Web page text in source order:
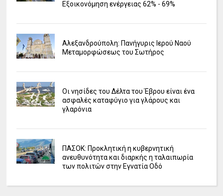
Εξοικονόμηση ενέργειας 62% - 69%
Αλεξανδρούπολη: Πανήγυρις Ιερού Ναού
Μεταμορφώσεως του Σωτήρος
Οι νησίδες του Δέλτα του Έβρου είναι ένα
ασφαλές καταφύγιο για γλάρους και
γλαρόνια
ΠΑΣΟΚ: Προκλητική η κυβερνητική
ανευθυνότητα και διαρκής η ταλαιπωρία
των πολιτών στην Εγνατία Οδό